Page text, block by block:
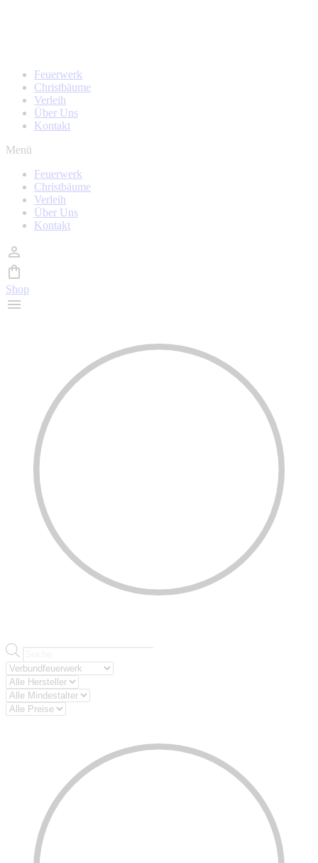
Feuerwerk
Christbäume
Verleih
Über Uns
Kontakt
Menü
Feuerwerk
Christbäume
Verleih
Über Uns
Kontakt
Shop
search